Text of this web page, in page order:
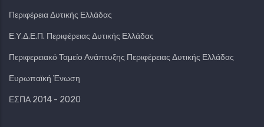
Περιφέρεια Δυτικής Ελλάδας
Ε.Υ.Δ.Ε.Π. Περιφέρειας Δυτικής Ελλάδας
Περιφερειακό Ταμείο Ανάπτυξης Περιφέρειας Δυτικής Ελλάδας
Ευρωπαϊκή Ένωση
ΕΣΠΑ 2014 - 2020